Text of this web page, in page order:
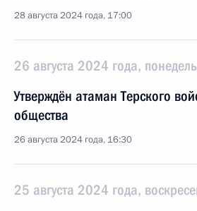
28 августа 2024 года, 17:00
26 августа 2024 года,
Утверждён атаман Терского
общества
26 августа 2024 года, 16:30
25 августа 2024 года,